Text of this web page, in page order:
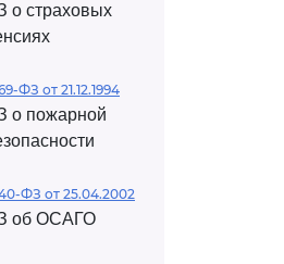
о страховых
ФЗ от 21.12.1994
о пожарной
ФЗ от 25.04.2002
об ОСАГО